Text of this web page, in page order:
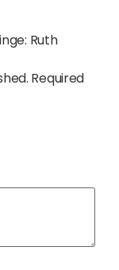
Ruth
Required